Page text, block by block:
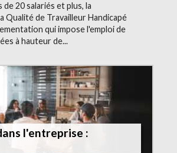
20 salariés et plus, la
Qualité de Travailleur Handicapé
qui impose l'emploi de
à hauteur de...
l'entreprise :